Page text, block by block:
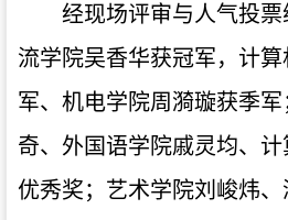
经现场评审与人气投
流学院吴香华获冠军，计
军、机电学院周漪璇获季
奇、外国语学院戚灵均、
优秀奖；艺术学院刘峻炜、